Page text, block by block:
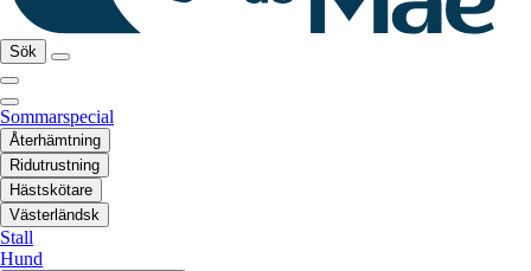
Sök
Sommarspecial
Återhämtning
Ridutrustning
Hästskötare
Västerländsk
Stall
Hund